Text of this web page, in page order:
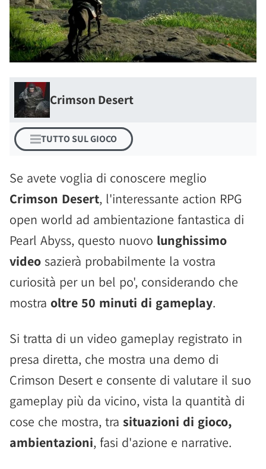
Crimson Desert
TUTTO SUL GIOCO
Se avete voglia di conoscere meglio
Crimson Desert, l'interessante action RPG
open world ad ambientazione fantastica di
Pearl Abyss, questo nuovo lunghissimo
video sazierà probabilmente la vostra
curiosità per un bel po', considerando che
mostra oltre 50 minuti di gameplay.
Si tratta di un video gameplay registrato in
presa diretta, che mostra una demo di
Crimson Desert e consente di valutare il suo
gameplay più da vicino, vista la quantità di
cose che mostra, tra situazioni di gioco,
ambientazioni, fasi d'azione e narrative.